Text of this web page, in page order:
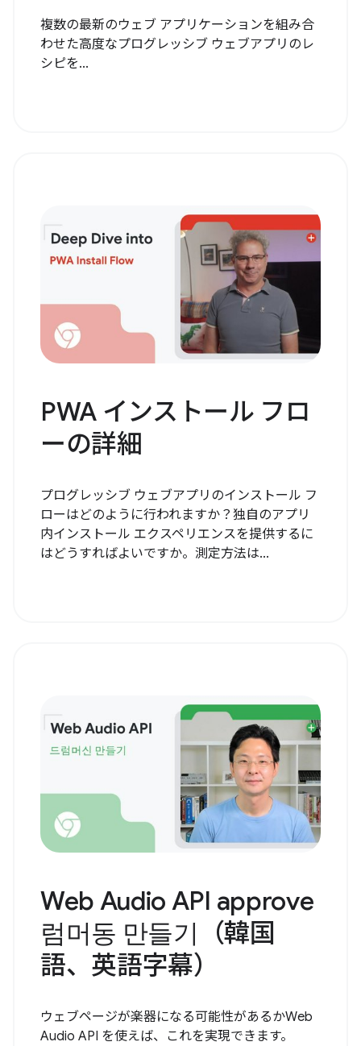
複数の最新のウェブ アプリケーションを組み合
わせた高度なプログレッシブ ウェブアプリのレ
シピを...
PWA インストール フロ
ーの詳細
プログレッシブ ウェブアプリのインストール フ
ローはどのように行われますか？独自のアプリ
内インストール エクスペリエンスを提供するに
はどうすればよいですか。測定方法は...
Web Audio API approve
럼머동 만들기（韓国
語、英語字幕）
ウェブページが楽器になる可能性があるかWeb
Audio API を使えば、これを実現できます。